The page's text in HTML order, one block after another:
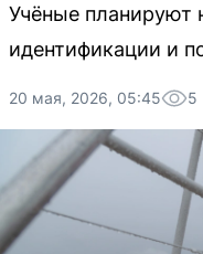
Учёные планируют
идентификации и
20 мая, 2026, 05:45 5